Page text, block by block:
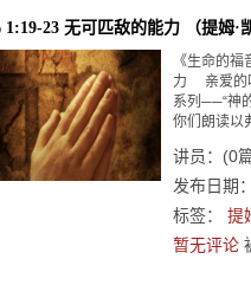
1:19-23 无可匹敌的能力 （提姆·
《生命的
力 亲爱的
系列──“神
你们朗读以
讲员： (0
发布日期
标签： 提
暂无评论